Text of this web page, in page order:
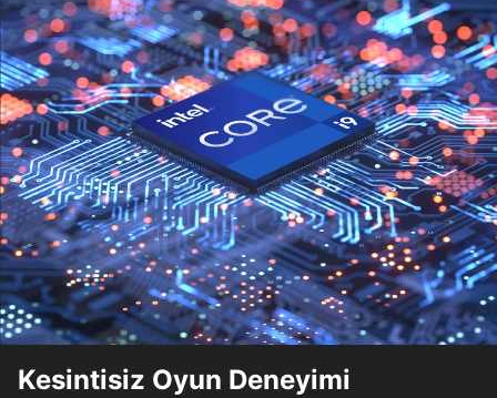
Kesintisiz Oyun Deneyimi